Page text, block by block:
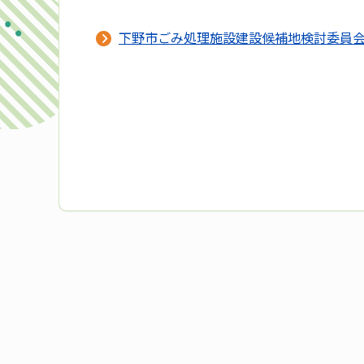
下野市ごみ処理施設建設候補地検討委員